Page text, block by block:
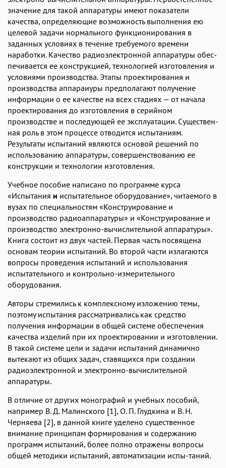
значение для такой аппаратуры имеют показатели
качества, опре­деляющие возможность выполнения ею
целевой задачи нормаль­ного функционирования в
заданных условиях в течение требуемого времени
наработки. Качество радиоэлектронной аппаратуры обес­
печивается ее конструкцией, технологией изготовления и
условия­ми производства. Этапы проектирования и
производства аппара­иуры предполагают получение
информации о ее качестве на всех стадиях — от начала
проектирования до изготовления в се­рийном
производстве и последующей ее эксплуатации. Существен­
ная роль в этом процессе отводится испытаниям.
Результаты ис­пытаний являются основой решений по
использованию аппарату­ры, совершенствованию ее
конструкции и технологии изготовления.
Учебное пособие написано по программе курса
«Испытания и испытательное оборудование», читаемого в
вузах по специально­стям «Конструирование и
производство радиоаппаратуры» и «Кон­струирование и
производство электронно-вычислительной аппара­туры».
Книга состоит из двух частей. Первая часть посвящена
основам теории испытаний. Во второй части излагаются
вопросы проведения испытаний и использования
испытательного и конт­рольно-измерительного
оборудования.
Авторы стремились к комплексному изложению темы,
поэтому испытания рассматривались как средство
получения информации в общей системе обеспечения
качества изделий при их проекти­ровании и изготовлении.
В такой системе цели и задачи испыта­ний динамично
вытекают из общих задач, ставящихся при созда­нии
радиоэлектронной и электронно-вычислительной
аппаратуры.
В отличие от других монографий и учебных пособий,
напри­мер В. Д. Малинского [1], О. П. Глудкина и В. Н.
Черняева [2], в данной книге уделено существенное
внимание принципам фор­мирования и содержанию
программ испытаний, более полно от­ражены вопросы
общей методики испытаний, автоматизации испы-таний.